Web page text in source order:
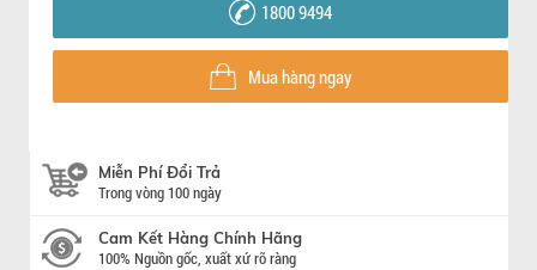
1800 9494
Mua hàng ngay
Miễn Phí Đổi Trả
Trong vòng 100 ngày
Cam Kết Hàng Chính Hãng
100% Nguồn gốc, xuất xứ rõ ràng